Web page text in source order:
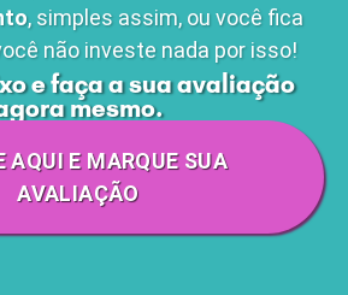
, simples assim, ou você fica
não investe nada por isso!
e faça a sua avaliação
mesmo.
AQUI E MARQUE SUA
AVALIAÇÃO